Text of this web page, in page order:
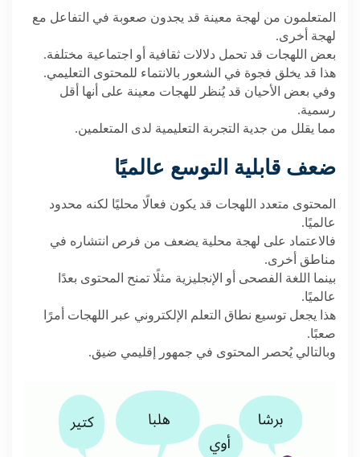
المتعلمون من لهجة معينة قد يجدون صعوبة في التفاعل مع
لهجة أخرى.
بعض اللهجات قد تحمل دلالات ثقافية أو اجتماعية مختلفة.
هذا قد يخلق فجوة في الشعور بالانتماء للمحتوى التعليمي.
وفي بعض الأحيان قد يُنظر للهجات معينة على أنها أقل
رسمية.
مما يقلل من جدية التجربة التعليمية لدى المتعلمين.
ضعف قابلية التوسع عالميًا
المحتوى متعدد اللهجات قد يكون فعالًا محليًا لكنه محدود
عالميًا.
فالاعتماد على لهجة محلية يضعف من فرص انتشاره في
مناطق أخرى.
بينما اللغة الفصحى أو الإنجليزية مثلًا تمنح المحتوى بعدًا
عالميًا.
هذا يجعل توسيع نطاق التعلم الإلكتروني عبر اللهجات أمرًا
صعبًا.
وبالتالي يُحصر المحتوى في جمهور إقليمي ضيق.